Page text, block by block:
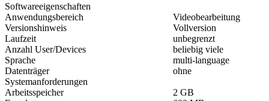
Softwareeigenschaften
Anwendungsbereich
Videobearbeitung
Versionshinweis
Vollversion
Laufzeit
unbegrenzt
Anzahl User/Devices
beliebig viele
Sprache
multi-language
Datenträger
ohne
Systemanforderungen
Arbeitsspeicher
2 GB